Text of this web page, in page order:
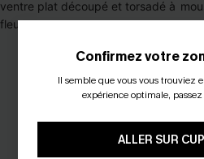
Confirmez votre
Il semble que vous vous trouviez
expérience optimale,
ALLER SUR